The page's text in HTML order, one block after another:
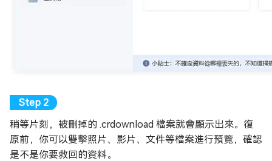
稍等片刻，被刪掉的 .crdownload 檔案就會顯示出來。復
原前，你可以雙擊照片、影片、文件等檔案進行預覽，確認
是不是你要救回的資料。